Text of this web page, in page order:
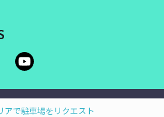
アで駐車場をリクエスト
Inc. All Rights Reserved.